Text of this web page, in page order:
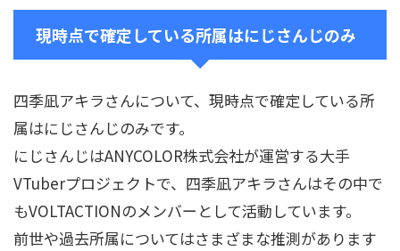
現時点で確定している所属はにじさんじのみ
四季凪アキラさんについて、現時点で確定している所
属はにじさんじのみです。
にじさんじはANYCOLOR株式会社が運営する大手
VTuberプロジェクトで、四季凪アキラさんはその中で
もVOLTACTIONのメンバーとして活動しています。
前世や過去所属についてはさまざまな推測があります